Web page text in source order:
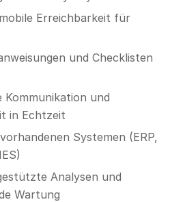
Erreichbarkeit für
und Checklisten
Kommunikation und
in Echtzeit
Systemen (ERP,
Analysen und
Wartung